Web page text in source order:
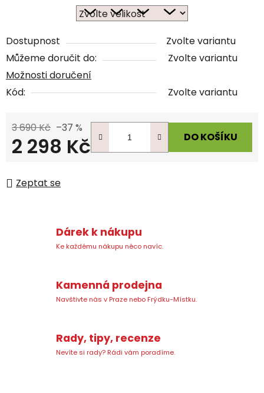
Dostupnost
Zvolte variantu
Můžeme doručit do:
Zvolte variantu
Možnosti doručení
Kód:
Zvolte variantu
3 690 Kč –37 %
2 298 Kč DO KOŠÍKU
Zeptat se
Dárek k nákupu
Ke každému nákupu něco navíc.
Kamenná prodejna
Navštivte nás v Praze nebo Frýdku-Místku.
Rady, tipy, recenze
Nevíte si rady? Rádi vám poradíme.